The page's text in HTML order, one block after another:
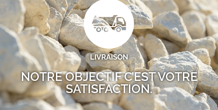
LIVRAISON
NOTRE OBJECTIF C’EST VOTRE
SATISFACTION.